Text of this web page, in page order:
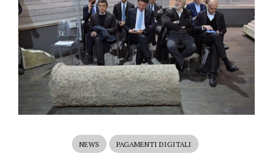
NEWS PAGAMENTI DIGITALI